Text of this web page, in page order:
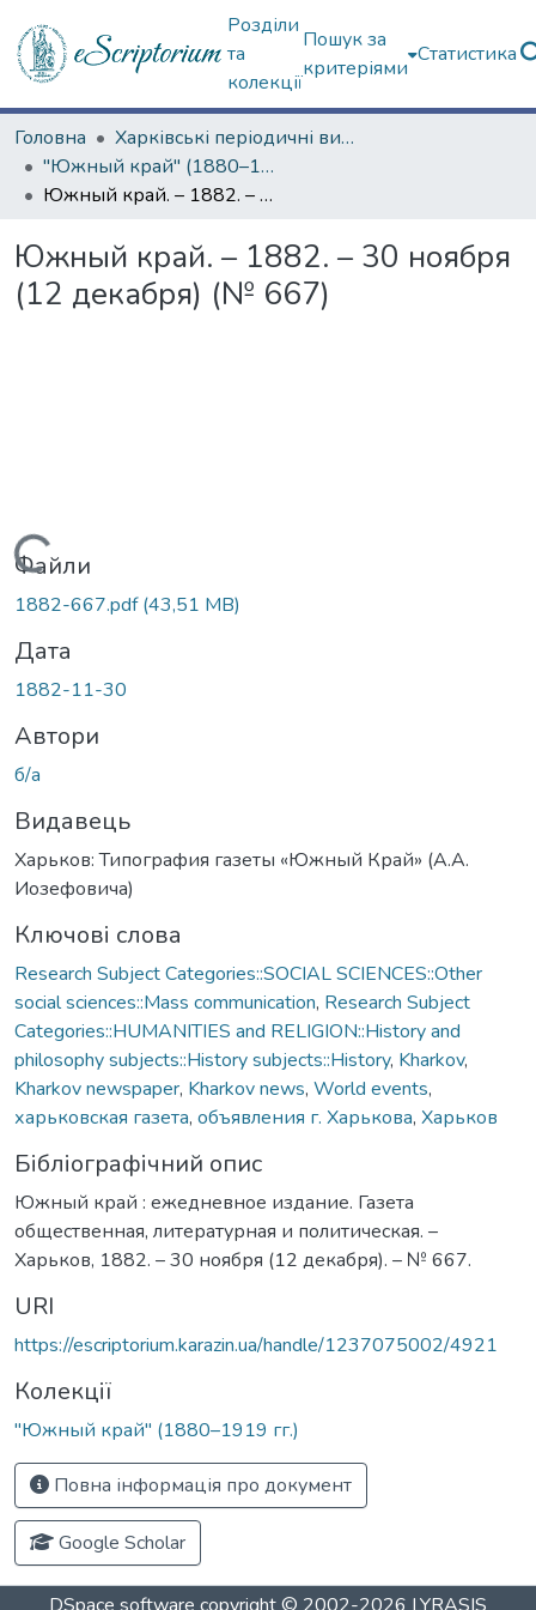
Розділи
та
колекції
Пошук за
критеріями
Статистика
Головна
Харківські періодичні видання
"Южный край" (1880–1919 гг.)
Южный край. – 1882. – 30 ноября (12 декабря) (№ 667)
Южный край. – 1882. – 30 ноября
(12 декабря) (№ 667)
Вантажиться...
Файли
1882-667.pdf(43,51 MB)
Дата
1882-11-30
Автори
б/а
Видавець
Харьков: Типография газеты «Южный Край» (А.А.
Иозефовича)
Ключові слова
Research Subject Categories::SOCIAL SCIENCES::Other
social sciences::Mass communication, Research Subject
Categories::HUMANITIES and RELIGION::History and
philosophy subjects::History subjects::History, Kharkov,
Kharkov newspaper, Kharkov news, World events,
харьковская газета, объявления г. Харькова, Харьков
Бібліографічний опис
Южный край : ежедневное издание. Газета
общественная, литературная и политическая. –
Харьков, 1882. – 30 ноября (12 декабря). – № 667.
URI
https://escriptorium.karazin.ua/handle/1237075002/4921
Колекції
"Южный край" (1880–1919 гг.)
Повна інформація про документ
Google Scholar